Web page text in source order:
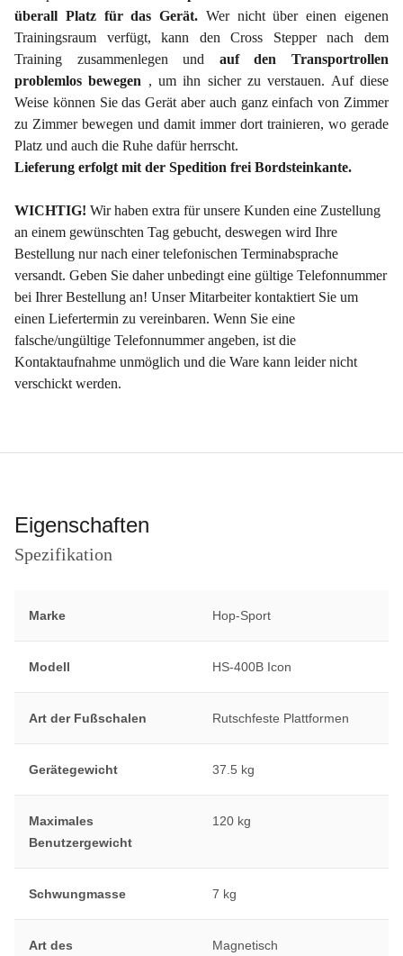
überall Platz für das Gerät. Wer nicht über einen eigenen
Trainingsraum verfügt, kann den Cross Stepper nach dem
Training zusammenlegen und aufdenTransportrollen
problemlosbewegen , um ihn sicher zu verstauen. Auf diese
Weise können Sie das Gerät aber auch ganz einfach von Zimmer
zu Zimmer bewegen und damit immer dort trainieren, wo gerade
Platz und auch die Ruhe dafür herrscht.
Lieferung erfolgt mit der Spedition frei Bordsteinkante.
WICHTIG! Wir haben extra für unsere Kunden eine Zustellung
an einem gewünschten Tag gebucht, deswegen wird Ihre
Bestellung nur nach einer telefonischen Terminabsprache
versandt. Geben Sie daher unbedingt eine gültige Telefonnummer
bei Ihrer Bestellung an! Unser Mitarbeiter kontaktiert Sie um
einen Liefertermin zu vereinbaren. Wenn Sie eine
falsche/ungültige Telefonnummer angeben, ist die
Kontaktaufnahme unmöglich und die Ware kann leider nicht
verschickt werden.
Eigenschaften
Spezifikation
Marke Hop-Sport
Modell HS-400B Icon
Art der Fußschalen Rutschfeste Plattformen
Gerätegewicht 37.5 kg
Maximales
Benutzergewicht
120 kg
Schwungmasse 7 kg
Art des
Magnetisch